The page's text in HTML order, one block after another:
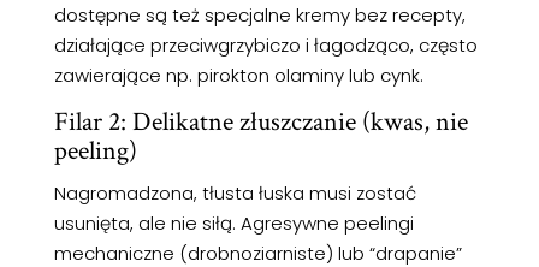
dostępne są też specjalne kremy bez recepty,
działające przeciwgrzybiczo i łagodząco, często
zawierające np. pirokton olaminy lub cynk.
Filar 2: Delikatne złuszczanie (kwas, nie
peeling)
Nagromadzona, tłusta łuska musi zostać
usunięta, ale nie siłą. Agresywne peelingi
mechaniczne (drobnoziarniste) lub “drapanie”